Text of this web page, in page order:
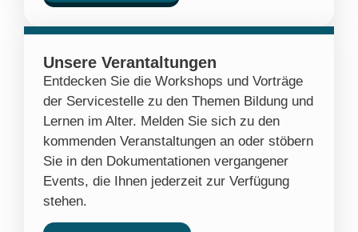
Unsere Verantaltungen
Entdecken Sie die Workshops und Vorträge
der Servicestelle zu den Themen Bildung und
Lernen im Alter. Melden Sie sich zu den
kommenden Veranstaltungen an oder stöbern
Sie in den Dokumentationen vergangener
Events, die Ihnen jederzeit zur Verfügung
stehen.